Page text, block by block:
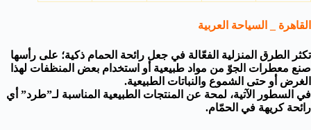
القاهرة _ السياحة العربية
تكثر الطرق المنزلية الفعّالة في جعل رائحة الحمام ذكية؛ على رأسها
صنع معطرات الجوّ من مواد طبيعية أو استخدام بعض المنظفات لهذا
الغرض أو حتى الشموع والنباتات الطبيعية.
في السطور الآتية، لمحة عن المنتجات الطبيعية المناسبة لـ”طرد” أي
رائحة كريهة في الحمّام.